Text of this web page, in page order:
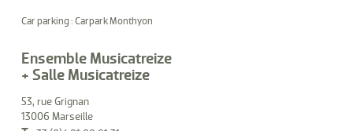
Car parking : Carpark Monthyon
Ensemble Musicatreize
+ Salle Musicatreize
53, rue Grignan
13006 Marseille